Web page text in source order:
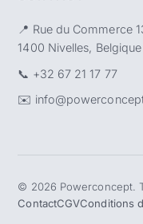
📍 Rue du Commerce
1400 Nivelles, Belgique
📞 +32 67 21 17 77
✉️
© 2026 Powerconcept.
ContactCGVConditions